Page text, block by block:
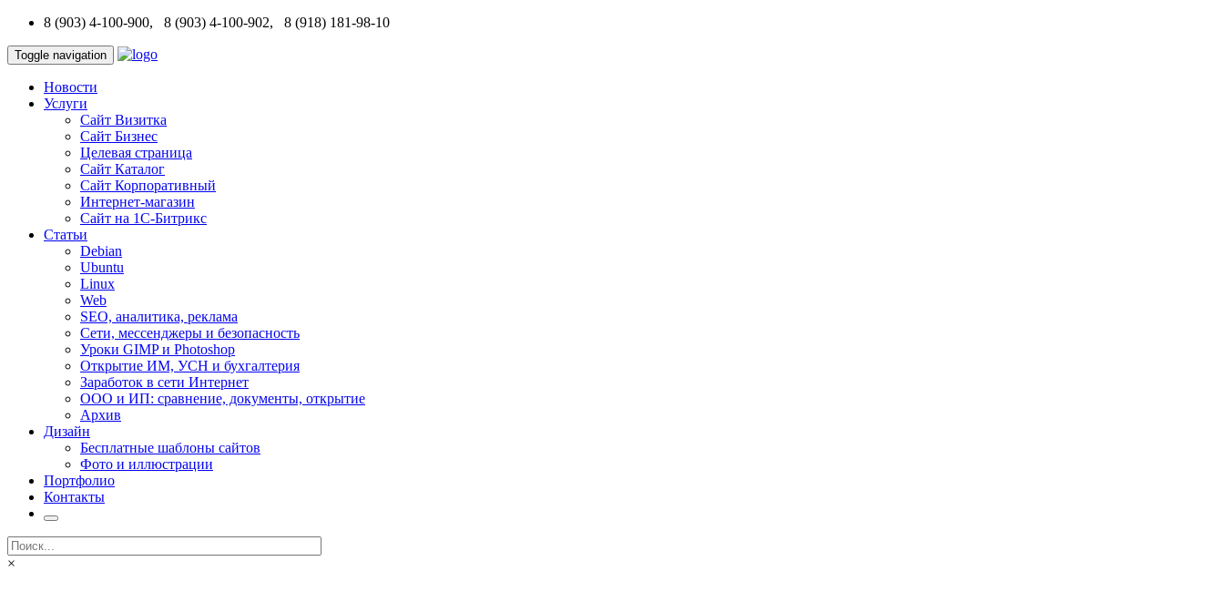
8 (903) 4-100-900, 8 (903) 4-100-902, 8 (918) 181-98-10
Toggle navigation
Новости
Услуги
Сайт Визитка
Сайт Бизнес
Целевая страница
Сайт Каталог
Сайт Корпоративный
Интернет-магазин
Сайт на 1С-Битрикс
Статьи
Debian
Ubuntu
Linux
Web
SEO, аналитика, реклама
Сети, мессенджеры и безопасность
Уроки GIMP и Photoshop
Открытие ИМ, УСН и бухгалтерия
Заработок в сети Интернет
ООО и ИП: сравнение, документы, открытие
Архив
Дизайн
Бесплатные шаблоны сайтов
Фото и иллюстрации
Портфолио
Контакты
×